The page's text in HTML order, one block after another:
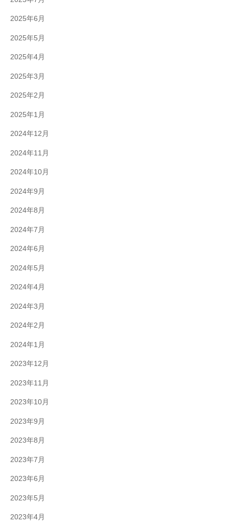
2025年6月
2025年5月
2025年4月
2025年3月
2025年2月
2025年1月
2024年12月
2024年11月
2024年10月
2024年9月
2024年8月
2024年7月
2024年6月
2024年5月
2024年4月
2024年3月
2024年2月
2024年1月
2023年12月
2023年11月
2023年10月
2023年9月
2023年8月
2023年7月
2023年6月
2023年5月
2023年4月